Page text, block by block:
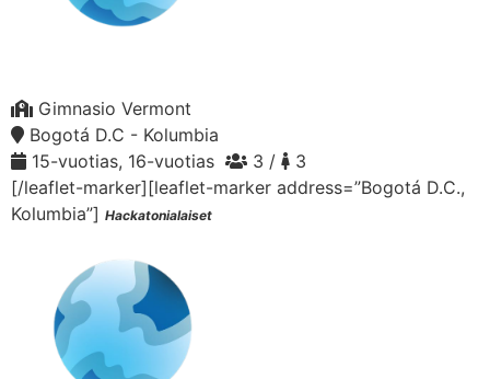
Gimnasio Vermont
Bogotá D.C - Kolumbia
15-vuotias, 16-vuotias
3 /
3
[/leaflet-marker][leaflet-marker address=”Bogotá D.C.,
Kolumbia”] Hackatonialaiset